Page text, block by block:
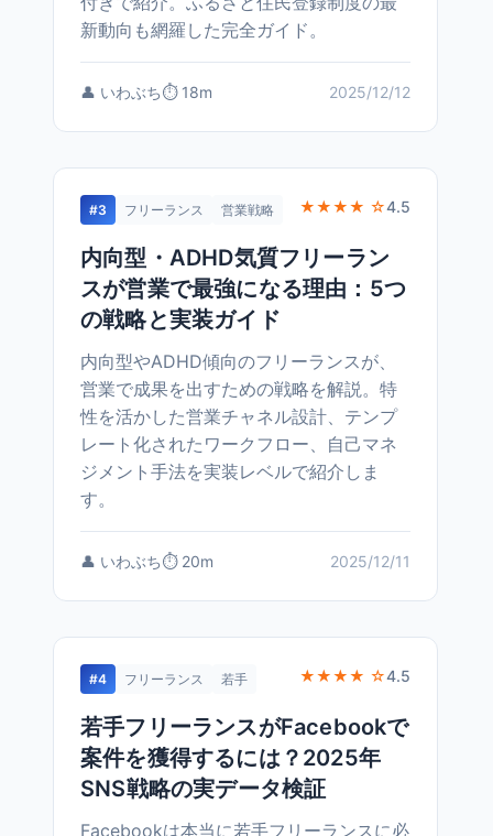
新動向も網羅した完全ガイド。
👤 いわぶち⏱️ 18m 2025/12/12
#3 フリーランス 営業戦略 ★★★★ ☆4.5
内向型・ADHD気質フリーラン
スが営業で最強になる理由：5つ
の戦略と実装ガイド
内向型やADHD傾向のフリーランスが、
営業で成果を出すための戦略を解説。特
性を活かした営業チャネル設計、テンプ
レート化されたワークフロー、自己マネ
ジメント手法を実装レベルで紹介しま
す。
👤 いわぶち⏱️ 20m 2025/12/11
#4 フリーランス 若手 ★★★★ ☆4.5
若手フリーランスがFacebookで
案件を獲得するには？2025年
SNS戦略の実データ検証
Facebookは本当に若手フリーランスに必